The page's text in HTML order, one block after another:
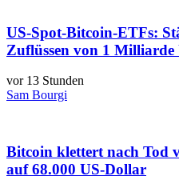
US-Spot-Bitcoin-ETFs:
Zuflüssen von 1 Milliarde
vor 13 Stunden
Sam Bourgi
Bitcoin klettert nach Tod
auf 68.000 US-Dollar